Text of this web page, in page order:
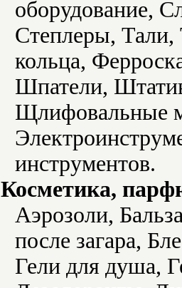
оборудование,
Степлеры,
кольца,
Шпатели,
Щлифовальные
инструментов.
Косметика,
Аэрозоли,
после загара,
Гели для душа,